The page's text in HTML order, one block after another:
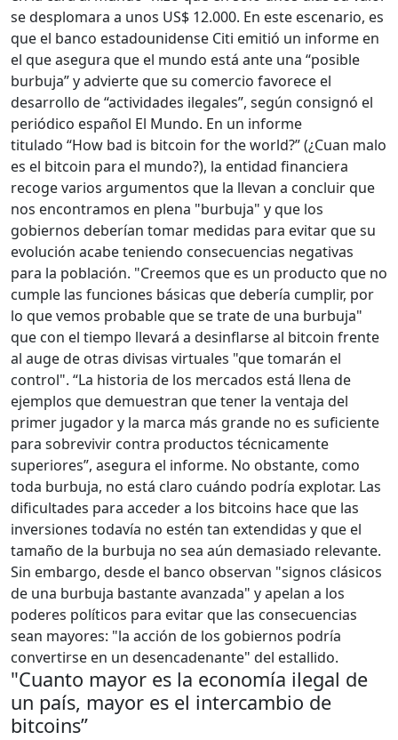
se desplomara a unos US$ 12.000. En este escenario, es
que el banco estadounidense Citi emitió un informe en
el que asegura que el mundo está ante una “posible
burbuja” y advierte que su comercio favorece el
desarrollo de “actividades ilegales”, según consignó el
periódico español El Mundo. En un informe
titulado “How bad is bitcoin for the world?” (¿Cuan malo
es el bitcoin para el mundo?), la entidad financiera
recoge varios argumentos que la llevan a concluir que
nos encontramos en plena "burbuja" y que los
gobiernos deberían tomar medidas para evitar que su
evolución acabe teniendo consecuencias negativas
para la población. "Creemos que es un producto que no
cumple las funciones básicas que debería cumplir, por
lo que vemos probable que se trate de una burbuja"
que con el tiempo llevará a desinflarse al bitcoin frente
al auge de otras divisas virtuales "que tomarán el
control". “La historia de los mercados está llena de
ejemplos que demuestran que tener la ventaja del
primer jugador y la marca más grande no es suficiente
para sobrevivir contra productos técnicamente
superiores”, asegura el informe. No obstante, como
toda burbuja, no está claro cuándo podría explotar. Las
dificultades para acceder a los bitcoins hace que las
inversiones todavía no estén tan extendidas y que el
tamaño de la burbuja no sea aún demasiado relevante.
Sin embargo, desde el banco observan "signos clásicos
de una burbuja bastante avanzada" y apelan a los
poderes políticos para evitar que las consecuencias
sean mayores: "la acción de los gobiernos podría
convertirse en un desencadenante" del estallido.
"Cuanto mayor es la economía ilegal de
un país, mayor es el intercambio de
bitcoins”